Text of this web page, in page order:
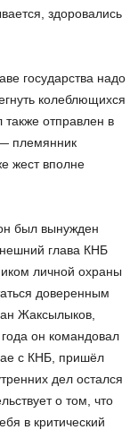
здоровались
государства надо
колеблющихся
также отправлен в
племянник
жест вполне
был вынужден
глава КНБ
личной охраны
доверенным
Жаксылыков,
он командовал
с КНБ, пришёл
дел остался
о том, что
в критический